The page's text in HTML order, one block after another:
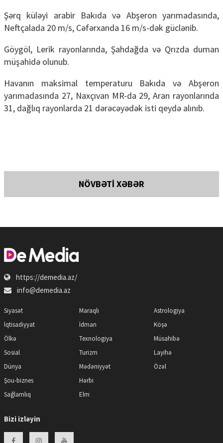
Şərq küləyi arabir Bakıda və Abşeron yarımadasında,
Neftçalada 20 m/s, Cəfərxanda 16 m/s-dək güclənib.
Göygöl, Lerik rayonlarında, Şahdağda və Qrızda duman
müşahidə olunub.
Havanın maksimal temperaturu Bakıda və Abşeron
yarımadasında 27, Naxçıvan MR-da 29, Aran rayonlarında
31, dağlıq rayonlarda 21 dərəcəyədək isti qeydə alınıb.
NÖVBƏTİ XƏBƏR
https://demedia.az/
info@demedia.az
Siyasət
İqtisadiyyat
Ölkə
Sosial
Dünya
Şou-biznes
Sağlamlıq
Maraqlı
İdman
Texnologiya
Turizm
Mədəniyyət
Hərbi
Elm
Astrologiya
Köşə
Müsahibə
Layihə
Özəl
Bizi izləyin